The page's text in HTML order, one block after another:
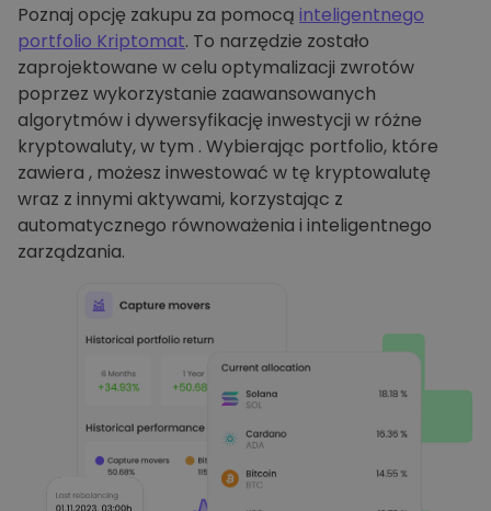
Poznaj opcję zakupu za pomocą inteligentnego
portfolio Kriptomat. To narzędzie zostało
zaprojektowane w celu optymalizacji zwrotów
poprzez wykorzystanie zaawansowanych
algorytmów i dywersyfikację inwestycji w różne
kryptowaluty, w tym . Wybierając portfolio, które
zawiera , możesz inwestować w tę kryptowalutę
wraz z innymi aktywami, korzystając z
automatycznego równoważenia i inteligentnego
zarządzania.